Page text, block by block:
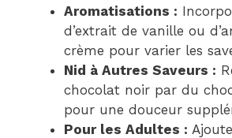
Aromatisations :
d’extrait de vanille ou
crème pour varier les
Nid à Autres Saveurs :
chocolat noir par du
pour une douceur
Pour les Adultes :